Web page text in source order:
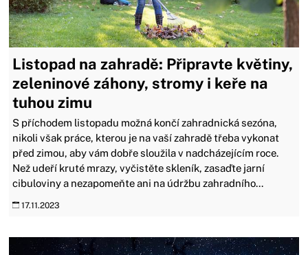
Listopad na zahradě: Připravte květiny,
zeleninové záhony, stromy i keře na
tuhou zimu
S příchodem listopadu možná končí zahradnická sezóna,
nikoli však práce, kterou je na vaší zahradě třeba vykonat
před zimou, aby vám dobře sloužila v nadcházejícím roce.
Než udeří kruté mrazy, vyčistěte skleník, zasaďte jarní
cibuloviny a nezapomeňte ani na údržbu zahradního...
17.11.2023